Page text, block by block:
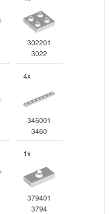
302201
3022
4x
346001
3460
1x
379401
3794